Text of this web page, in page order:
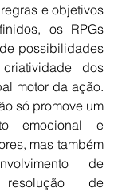
e objetivos
os RPGs
possibilidades
dos
motor da ação.
só promove um
emocional e
mas também
de
de